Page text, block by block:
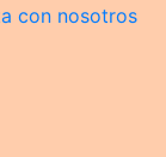
con nosotros